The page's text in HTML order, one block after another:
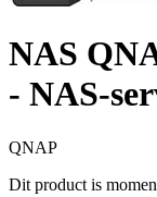
NAS
- NAS-
QNAP
Dit product is